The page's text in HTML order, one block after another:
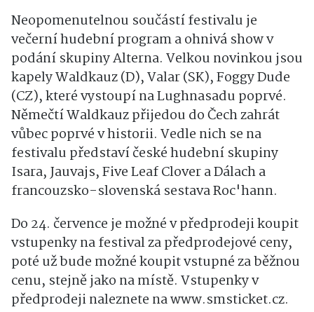
Neopomenutelnou součástí festivalu je
večerní hudební program a ohnivá show v
podání skupiny Alterna. Velkou novinkou jsou
kapely Waldkauz (D), Valar (SK), Foggy Dude
(CZ), které vystoupí na Lughnasadu poprvé.
Němečtí Waldkauz přijedou do Čech zahrát
vůbec poprvé v historii. Vedle nich se na
festivalu představí české hudební skupiny
Isara, Jauvajs, Five Leaf Clover a Dálach a
francouzsko-slovenská sestava Roc'hann.
Do 24. července je možné v předprodeji koupit
vstupenky na festival za předprodejové ceny,
poté už bude možné koupit vstupné za běžnou
cenu, stejně jako na místě. Vstupenky v
předprodeji naleznete na www.smsticket.cz.